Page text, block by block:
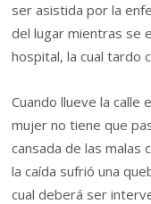
ser asistida por la
del lugar mientras se
hospital, la cual tardo
Cuando llueve la calle
mujer no tiene que
cansada de las malas
la caída sufrió una
cual deberá ser